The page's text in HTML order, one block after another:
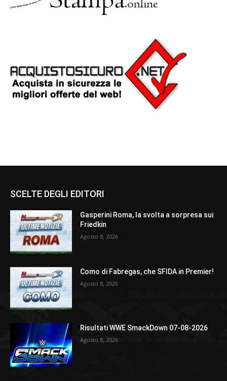
SCELTE DEGLI EDITORI
Gasperini Roma, la svolta a sorpresa sui
Friedkin
Agosto 8, 2026
Como di Fabregas, che SFIDA in Premier!
Agosto 8, 2026
Risultati WWE SmackDown 07-08-2026
Agosto 8, 2026